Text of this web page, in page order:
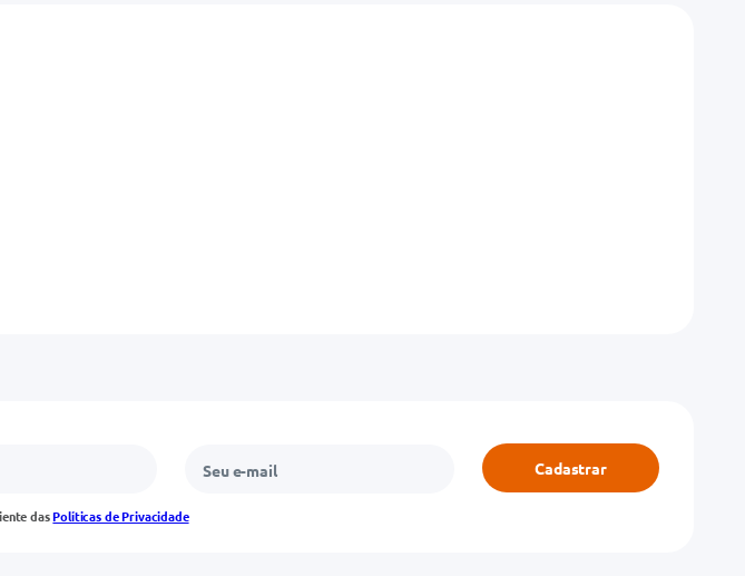
dasPolíticas de Privacidade
Cadastrar